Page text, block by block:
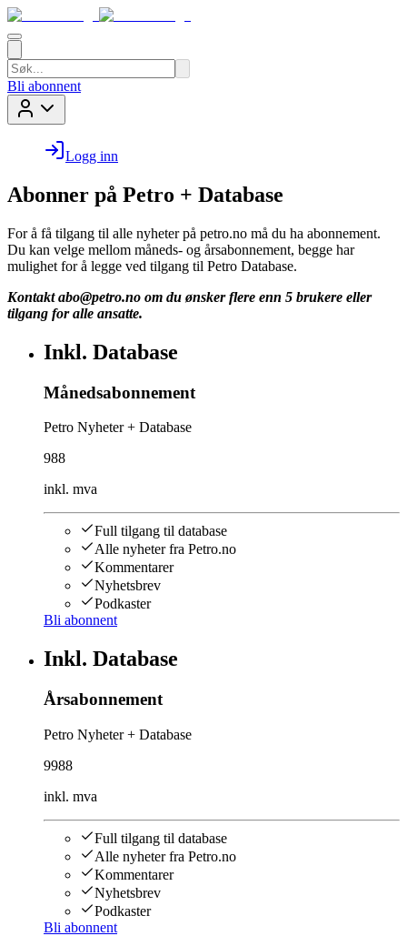
Bli abonnent
Logg inn
Abonner på Petro + Database
For å få tilgang til alle nyheter på petro.no må du ha abonnement.
Du kan velge mellom måneds- og årsabonnement, begge har
mulighet for å legge ved tilgang til Petro Database.
Kontakt abo@petro.no om du ønsker flere enn 5 brukere eller
tilgang for alle ansatte.
Inkl. Database
Månedsabonnement
Petro Nyheter + Database
988
inkl. mva
Full tilgang til database
Alle nyheter fra Petro.no
Kommentarer
Nyhetsbrev
Podkaster
Bli abonnent
Inkl. Database
Årsabonnement
Petro Nyheter + Database
9988
inkl. mva
Full tilgang til database
Alle nyheter fra Petro.no
Kommentarer
Nyhetsbrev
Podkaster
Bli abonnent